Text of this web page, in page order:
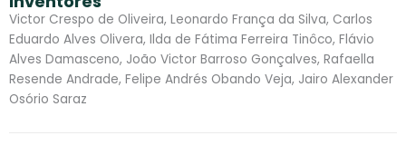
Victor Crespo de Oliveira, Leonardo França da Silva, Carlos
Eduardo Alves Olivera, Ilda de Fátima Ferreira Tinôco, Flávio
Alves Damasceno, João Victor Barroso Gonçalves, Rafaella
Resende Andrade, Felipe Andrés Obando Veja, Jairo Alexander
Osório Saraz